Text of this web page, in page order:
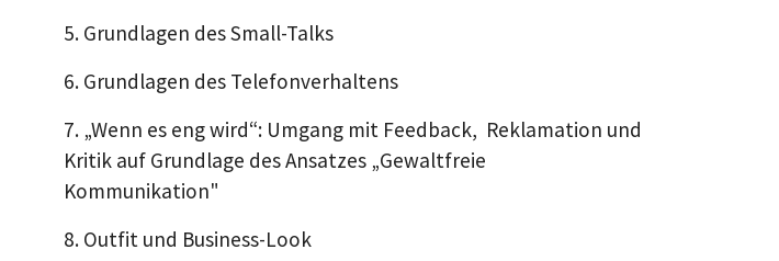
5. Grundlagen des Small-Talks
6. Grundlagen des Telefonverhaltens
7. „Wenn es eng wird“: Umgang mit Feedback, Reklamation und
Kritik auf Grundlage des Ansatzes „Gewaltfreie
Kommunikation"
8. Outfit und Business-Look